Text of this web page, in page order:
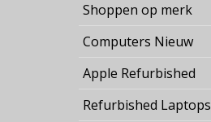
Shoppen op merk
Computers Nieuw
Apple Refurbished
Refurbished Laptops